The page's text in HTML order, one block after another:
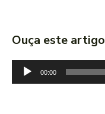
Ouça este artigo
o
00:00